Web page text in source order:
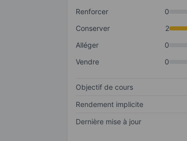
Renforcer
0
Conserver
2
Alléger
0
Vendre
0
Objectif de cours
Rendement implicite
Dernière mise à jour